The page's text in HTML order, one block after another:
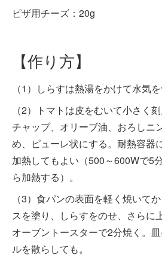
ピザ用チーズ：20g
【作り方】
（1）しらすは熱湯をかけて水気を
（2）トマトは皮をむいて小さく
チャップ、オリーブ油、おろしニ
め、ピューレ状にする。耐熱容器
加熱してもよい（500～600Wで5
ら加熱する）。
（3）食パンの表面を軽く焼いて
スを塗り、しらすをのせ、さらに
オーブントースターで2分焼く。
ルを散らしても。